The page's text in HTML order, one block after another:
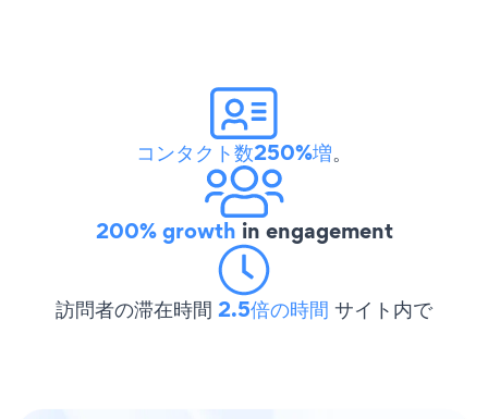
コンタクト数250%増。
200% growth in engagement
訪問者の滞在時間 2.5倍の時間 サイト内で